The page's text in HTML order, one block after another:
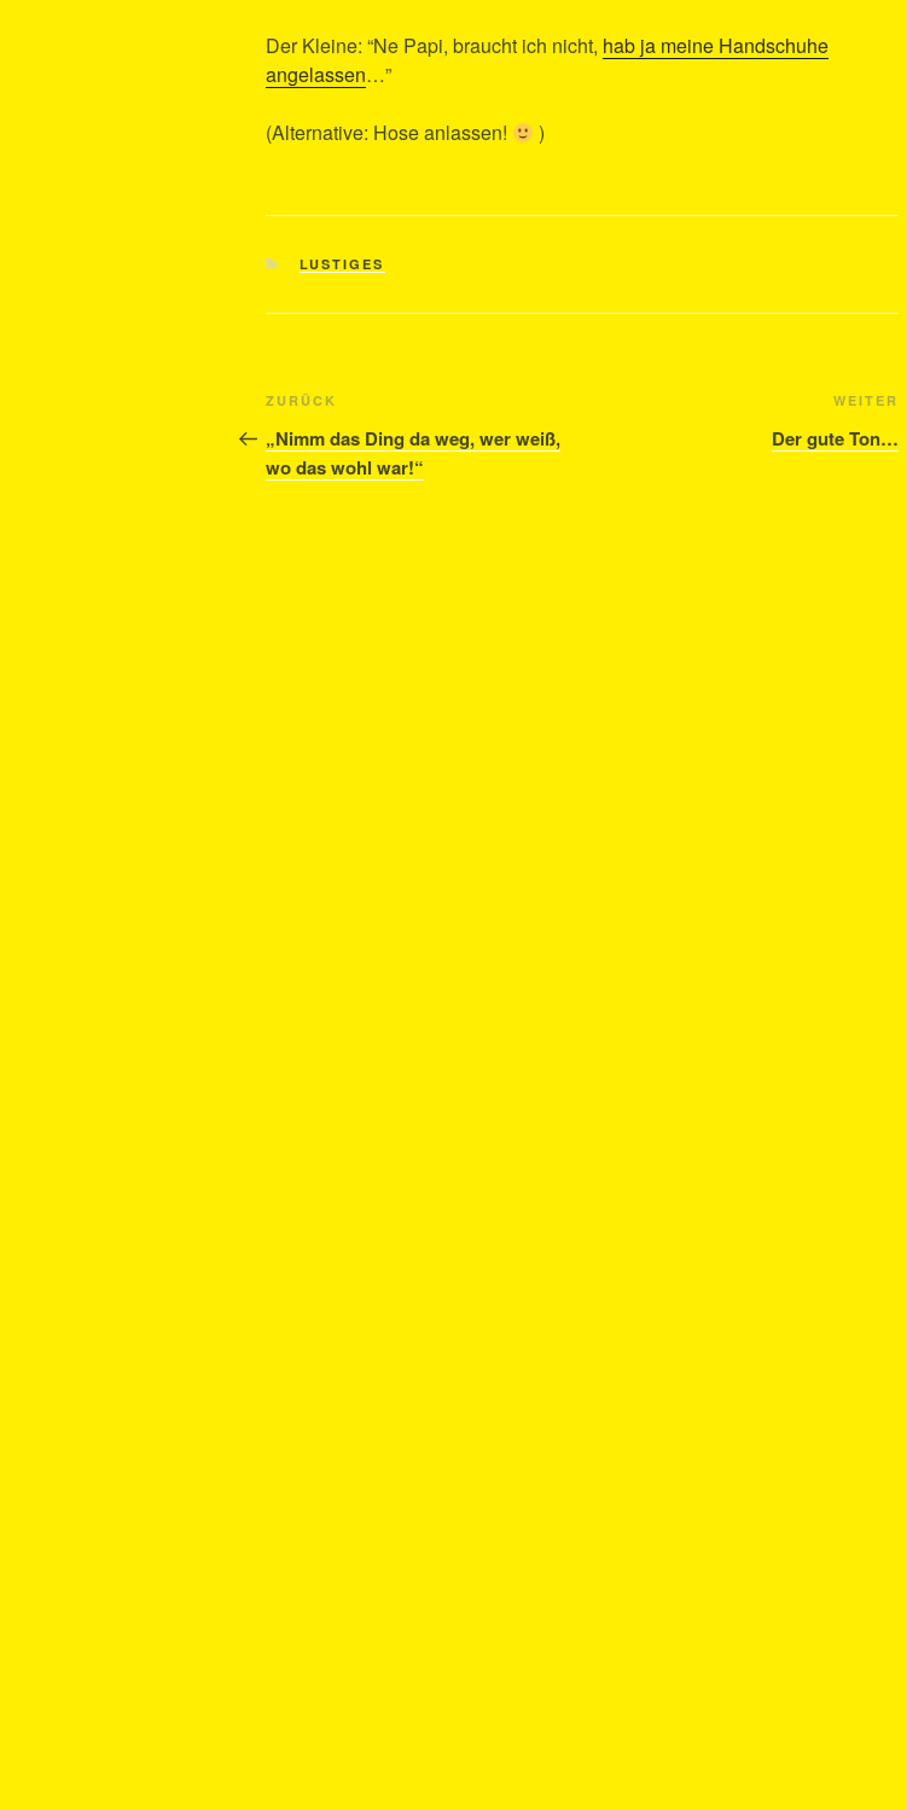
Der Kleine: “Ne Papi, braucht ich nicht, hab ja meine Handschuhe
angelassen…”
(Alternative: Hose anlassen! )
KATEGORIEN
LUSTIGES
Beitragsnavigation
Vorheriger
Beitrag
ZURÜCK
„Nimm das Ding da weg, wer weiß,
wo das wohl war!“
WEITER
Der gute Ton…